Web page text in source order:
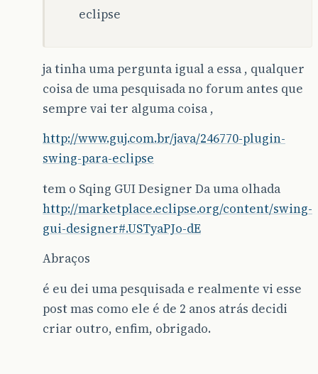
eclipse
ja tinha uma pergunta igual a essa , qualquer
coisa de uma pesquisada no forum antes que
sempre vai ter alguma coisa ,
http://www.guj.com.br/java/246770-plugin-
swing-para-eclipse
tem o Sqing GUI Designer Da uma olhada
http://marketplace.eclipse.org/content/swing-
gui-designer#.USTyaPJo-dE
Abraços
é eu dei uma pesquisada e realmente vi esse
post mas como ele é de 2 anos atrás decidi
criar outro, enfim, obrigado.